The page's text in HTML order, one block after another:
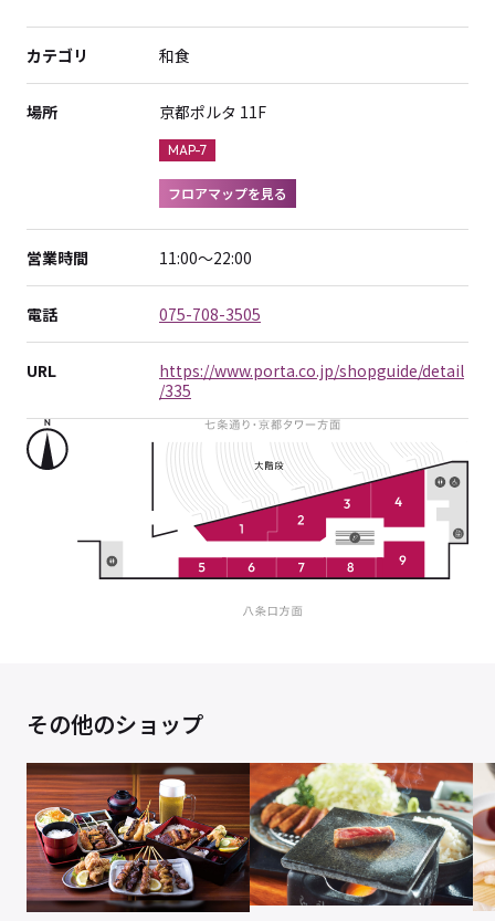
カテゴリ 和食
場所 京都ポルタ 11F
MAP-7
フロアマップを見る
営業時間 11:00～22:00
電話 075-708-3505
URL
https://www.porta.co.jp/shopguide/detail
/335
その他のショップ